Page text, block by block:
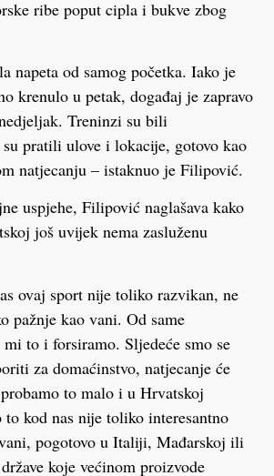
ribe poput cipla i bukve zbog
napeta od samog početka. Iako je
krenulo u petak, događaj je zapravo
Treninzi su bili
pratili ulove i lokacije, gotovo kao
natjecanju – istaknuo je Filipović.
uspjehe, Filipović naglašava kako
još uvijek nema zasluženu
ovaj sport nije toliko razvikan, ne
pažnje kao vani. Od same
to i forsiramo. Sljedeće smo se
za domaćinstvo, natjecanje će
to malo i u Hrvatskoj
kod nas nije toliko interesantno
pogotovo u Italiji, Mađarskoj ili
koje većinom proizvode